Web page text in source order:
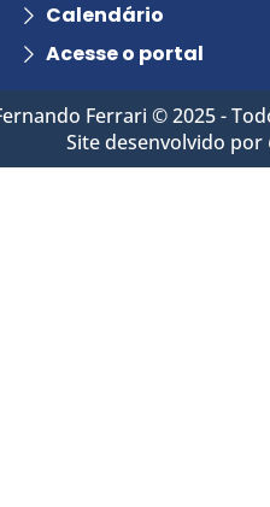
Calendário
Acesse o portal
Ferrari © 2025 -
Site desenvolvido por